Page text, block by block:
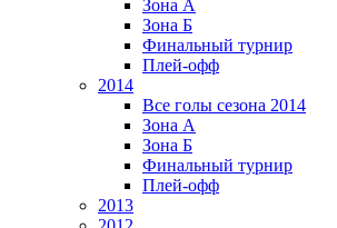
Зона А
Зона Б
Финальный турнир
Плей-офф
2014
Все голы сезона 2014
Зона А
Зона Б
Финальный турнир
Плей-офф
2013